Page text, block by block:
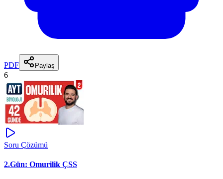
PDF Paylaş
6
Soru Çözümü
2.Gün: Omurilik ÇSS